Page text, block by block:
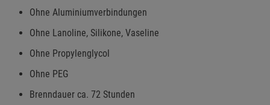
Ohne Aluminiumverbindungen
Ohne Lanoline, Silikone, Vaseline
Ohne Propylenglycol
Ohne PEG
Brenndauer ca. 72 Stunden